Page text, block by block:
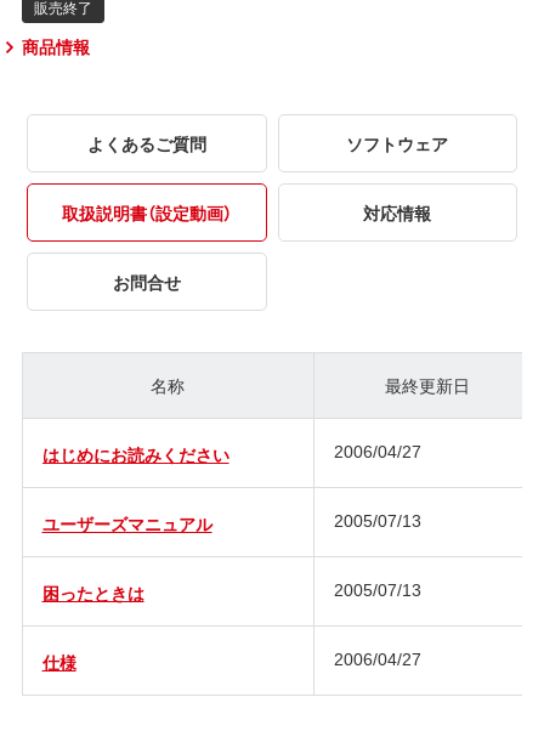
商品情報
よくあるご質問 ソフトウェア
取扱説明書（設定動画） 対応情報
お問合せ
名称 最終更新日
はじめにお読みください 2006/04/27
ユーザーズマニュアル 2005/07/13
困ったときは 2005/07/13
仕様 2006/04/27